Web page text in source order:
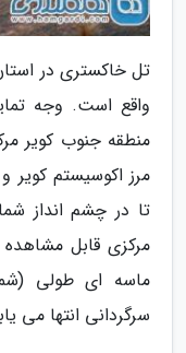
تل خاکستری در
واقع است. وجه
منطقه جنوب کویر
مرز اکوسیستم
تا در چشم انداز
مرکزی قابل
ماسه ای طولی
سرگردانی انتها می